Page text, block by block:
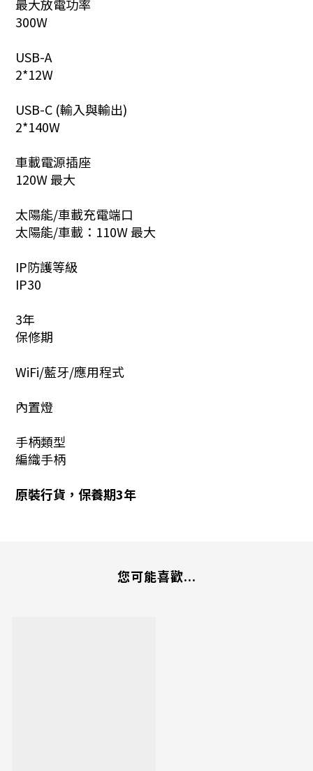
最大放電功率
300W
USB-A
2*12W
USB-C (輸入與輸出)
2*140W
車載電源插座
120W 最大
太陽能/車載充電端口
太陽能/車載：110W 最大
IP防護等級
IP30
3年
保修期
WiFi/藍牙/應用程式
內置燈
手柄類型
編織手柄
原裝行貨，保養期3年
您可能喜歡...